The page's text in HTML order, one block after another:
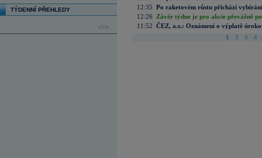
TÝDENNÍ PŘEHLEDY
více...
12:35 Po raketovém růstu přichází
12:26
Závěr týdne je pro akcie převážně
11:52 ČEZ, a.s.: Oznámení o výplatě
1 2 3 4